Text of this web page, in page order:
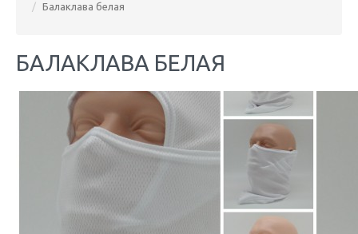
Балаклава белая
БАЛАКЛАВА БЕЛАЯ